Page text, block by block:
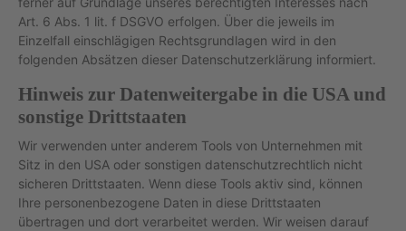
Art. 6 Abs. 1 lit. f DSGVO erfolgen. Über die jeweils im
Einzelfall einschlägigen Rechtsgrundlagen wird in den
folgenden Absätzen dieser Datenschutzerklärung informiert.
Hinweis zur Datenweitergabe in die USA und
sonstige Drittstaaten
Wir verwenden unter anderem Tools von Unternehmen mit
Sitz in den USA oder sonstigen datenschutzrechtlich nicht
sicheren Drittstaaten. Wenn diese Tools aktiv sind, können
Ihre personenbezogene Daten in diese Drittstaaten
übertragen und dort verarbeitet werden. Wir weisen darauf